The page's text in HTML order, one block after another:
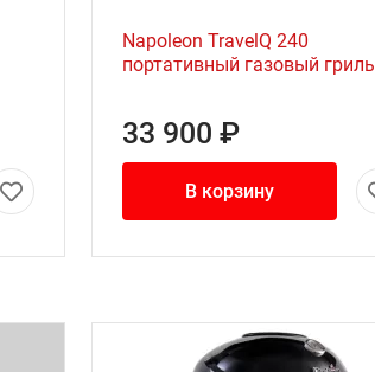
Napoleon TravelQ 240
портативный газовый гриль
33 900 ₽
В корзину